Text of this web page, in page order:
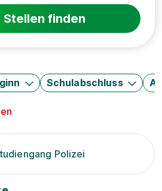
Stellen finden
Schulabschluss
Polizei